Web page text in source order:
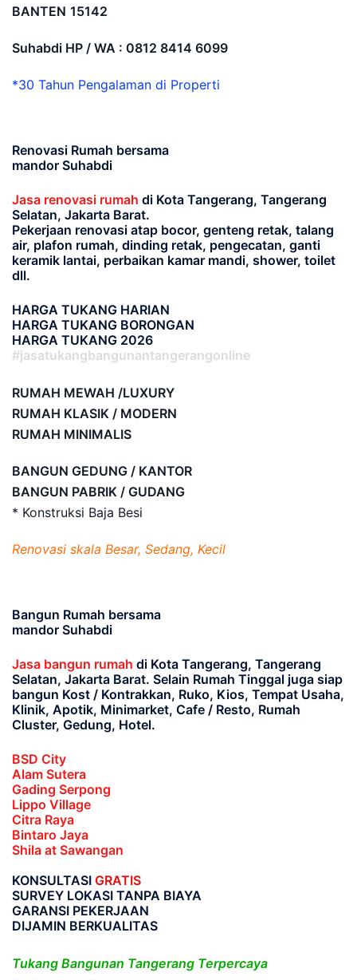
BANTEN 15142
Suhabdi HP / WA : 0812 8414 6099
*30 Tahun Pengalaman di Properti
Renovasi Rumah bersama
mandor Suhabdi
Jasa renovasi rumah di Kota Tangerang, Tangerang
Selatan, Jakarta Barat.
Pekerjaan renovasi atap bocor, genteng retak, talang
air, plafon rumah, dinding retak, pengecatan, ganti
keramik lantai, perbaikan kamar mandi, shower, toilet
dll.
HARGA TUKANG HARIAN
HARGA TUKANG BORONGAN
HARGA TUKANG 2026
#jasatukangbangunantangerangonline
RUMAH MEWAH /LUXURY
RUMAH KLASIK / MODERN
RUMAH MINIMALIS
BANGUN GEDUNG / KANTOR
BANGUN PABRIK / GUDANG
* Konstruksi Baja Besi
Renovasi skala Besar, Sedang, Kecil
Bangun Rumah bersama
mandor Suhabdi
Jasa bangun rumah di Kota Tangerang, Tangerang
Selatan, Jakarta Barat. Selain Rumah Tinggal juga siap
bangun Kost / Kontrakkan, Ruko, Kios, Tempat Usaha,
Klinik, Apotik, Minimarket, Cafe / Resto, Rumah
Cluster, Gedung, Hotel.
BSD City
Alam Sutera
Gading Serpong
Lippo Village
Citra Raya
Bintaro Jaya
Shila at Sawangan
KONSULTASI GRATIS
SURVEY LOKASI TANPA BIAYA
GARANSI PEKERJAAN
DIJAMIN BERKUALITAS
Tukang Bangunan Tangerang Terpercaya